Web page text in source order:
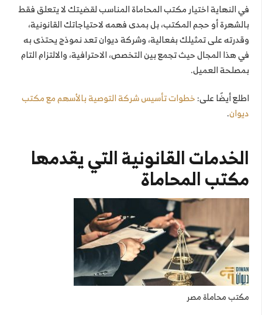
في النهاية اختيار مكتب المحاماة المناسب لقضيتك لا يتعلق فقط
بالشهرة أو حجم المكتب، بل بمدى فهمه لاحتياجاتك القانونية،
وقدرته على تمثيلك بفعالية، وشركة ديوان تعد نموذج يحتذى به
في هذا المجال حيث تجمع بين التخصص، الاحترافية، والالتزام التام
بمصلحة العميل.
اطلع أيضًا على:خطوات تأسيس شركة التوصية بالأسهم مع مكتب
ديوان.
الخدمات القانونية التي يقدمها
مكتب المحاماة
مكتب محاماة مصر